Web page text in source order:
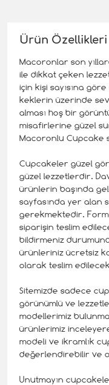
Ürün Özellikleri
Macoronlar son
ile dikkat çeken
için kişi sayısına
keklerin üzerinde
alması hoş bir
misafirlerine güzel
Macoronlu Cupcake
Cupcakeler güzel
güzel lezzetlerdir.
ürünlerin başında
sayfasında yer alan
gerekmektedir.
siparişin teslim
bildirmeniz
ürünleriniz ücretsiz
olarak teslim
Sitemizde sadece
görünümlü ve
modellerimiz
ürünlerimiz
modeli ve ikramlık
değerlendirebilir ve
Unutmayın